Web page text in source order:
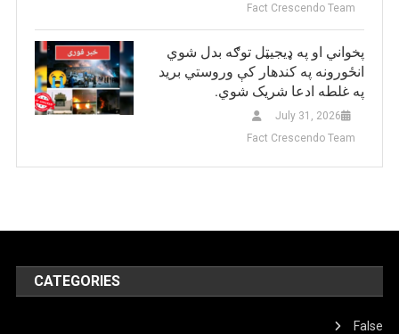
Fact Crescendo Team
پخواني او په ډيجيټل توګه بدل شوي
انځورونه په کندهار کې وروستي برید
په غلطه ادعا شریک شوي.
July 31, 2026
Fact Crescendo Team
CATEGORIES
False